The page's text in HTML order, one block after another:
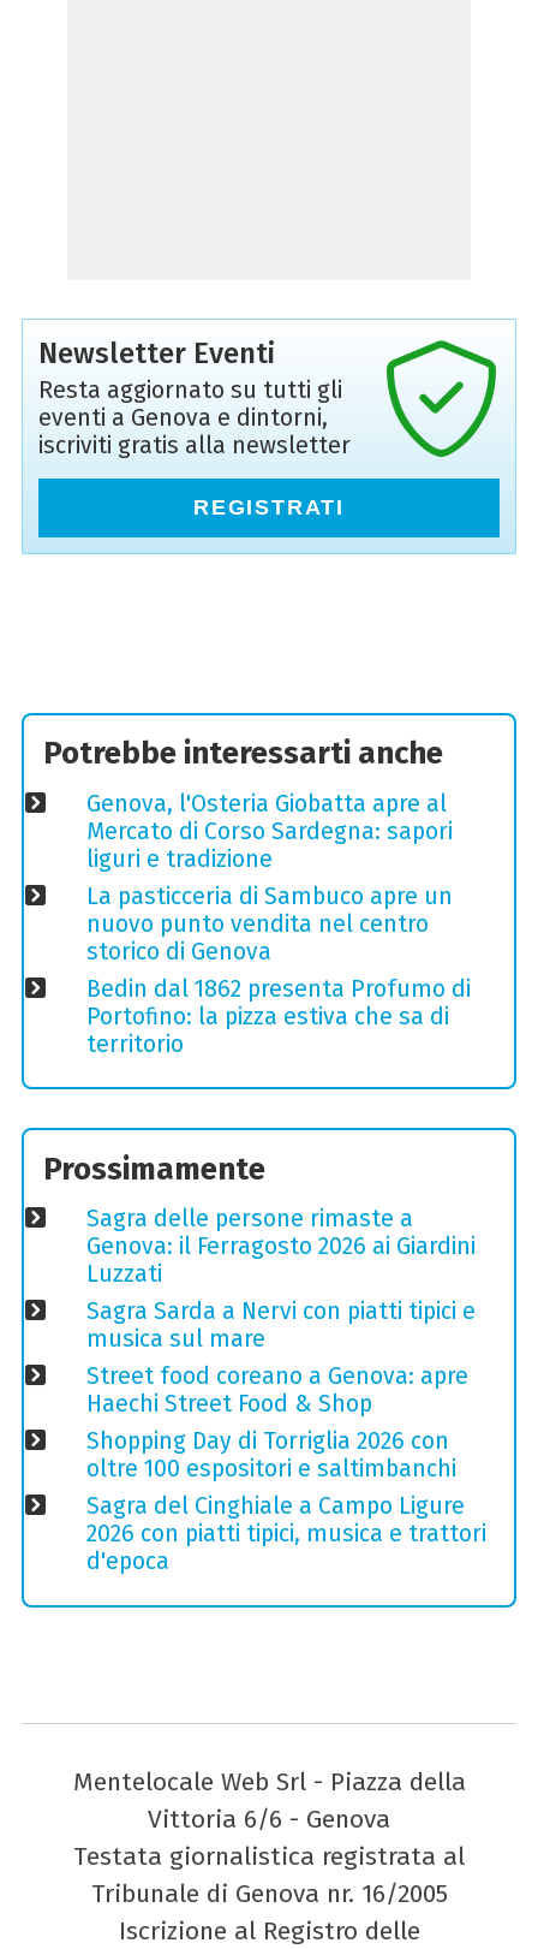
Newsletter Eventi
Resta aggiornato su tutti gli
eventi a Genova e dintorni,
iscriviti gratis alla newsletter
REGISTRATI
Potrebbe interessarti anche
Genova, l'Osteria Giobatta apre al
Mercato di Corso Sardegna: sapori
liguri e tradizione
La pasticceria di Sambuco apre un
nuovo punto vendita nel centro
storico di Genova
Bedin dal 1862 presenta Profumo di
Portofino: la pizza estiva che sa di
territorio
Prossimamente
Sagra delle persone rimaste a
Genova: il Ferragosto 2026 ai Giardini
Luzzati
Sagra Sarda a Nervi con piatti tipici e
musica sul mare
Street food coreano a Genova: apre
Haechi Street Food & Shop
Shopping Day di Torriglia 2026 con
oltre 100 espositori e saltimbanchi
Sagra del Cinghiale a Campo Ligure
2026 con piatti tipici, musica e trattori
d'epoca
Mentelocale Web Srl - Piazza della
Vittoria 6/6 - Genova
Testata giornalistica registrata al
Tribunale di Genova nr. 16/2005
Iscrizione al Registro delle